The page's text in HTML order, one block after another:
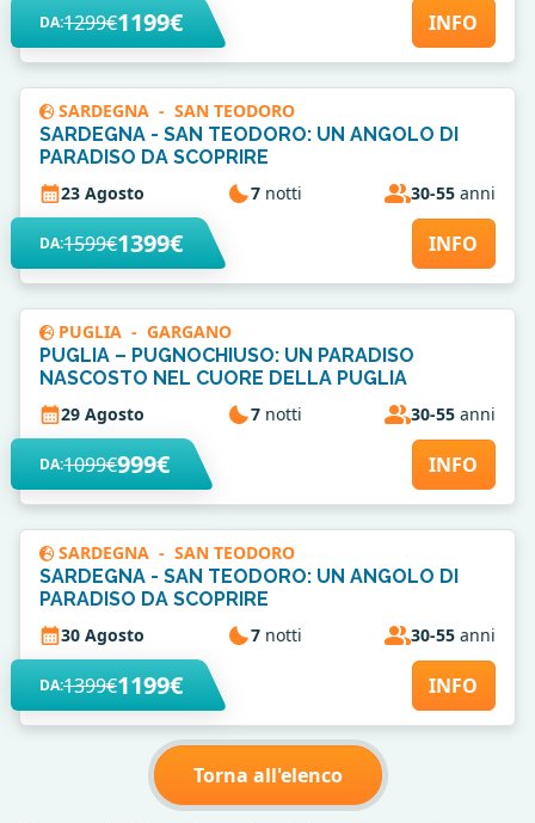
DA:1299€1199€ INFO
SARDEGNA - SAN TEODORO
SARDEGNA - SAN TEODORO: UN ANGOLO DI
PARADISO DA SCOPRIRE
23 Agosto
7 notti 30-55 anni
DA:1599€1399€ INFO
PUGLIA - GARGANO
PUGLIA – PUGNOCHIUSO: UN PARADISO
NASCOSTO NEL CUORE DELLA PUGLIA
29 Agosto
7 notti 30-55 anni
DA:1099€999€ INFO
SARDEGNA - SAN TEODORO
SARDEGNA - SAN TEODORO: UN ANGOLO DI
PARADISO DA SCOPRIRE
30 Agosto
7 notti 30-55 anni
DA:1399€1199€ INFO
Torna all'elenco